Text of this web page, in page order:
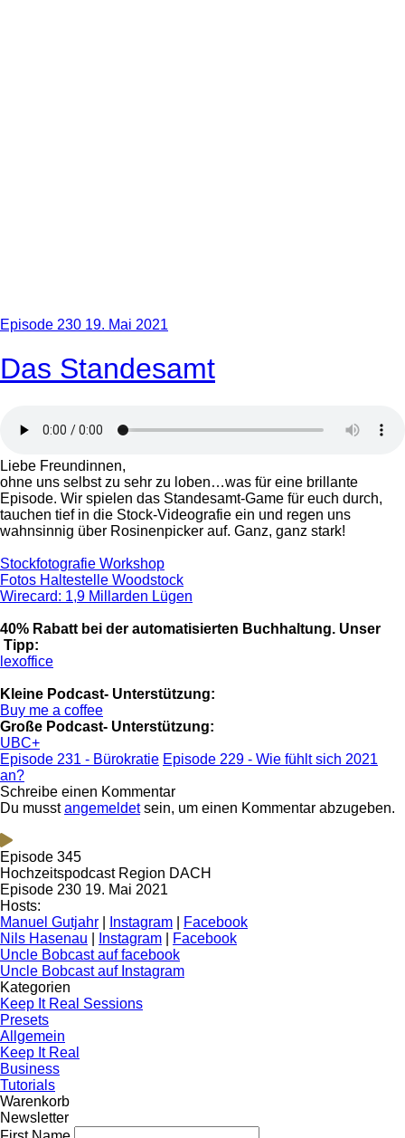
Episode 230 19. Mai 2021
Das Standesamt
Liebe Freundinnen,
ohne uns selbst zu sehr zu loben…was für eine brillante
Episode. Wir spielen das Standesamt-Game für euch durch,
tauchen tief in die Stock-Videografie ein und regen uns
wahnsinnig über Rosinenpicker auf. Ganz, ganz stark!
Stockfotografie Workshop
Fotos Haltestelle Woodstock
Wirecard: 1,9 Millarden Lügen
40% Rabatt bei der automatisierten Buchhaltung. Unser
Tipp:
lexoffice
Kleine Podcast- Unterstützung:
Buy me a coffee
Große Podcast- Unterstützung:
UBC+
Episode 231 - Bürokratie Episode 229 - Wie fühlt sich 2021
an?
Schreibe einen Kommentar
Du musstangemeldetsein, um einen Kommentar abzugeben.
Episode 345
Hochzeitspodcast Region DACH
Episode 230 19. Mai 2021
Hosts:
Manuel Gutjahr
Instagram
Facebook
Nils Hasenau
Instagram
Facebook
Uncle Bobcast auf facebook
Uncle Bobcast auf Instagram
Kategorien
Keep It Real Sessions
Presets
Allgemein
Keep It Real
Business
Tutorials
Warenkorb
Newsletter